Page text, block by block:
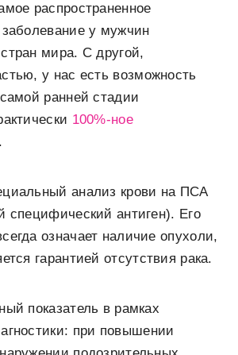
распространенное
заболевание у мужчин
мира. С другой,
у нас есть возможность
ранней стадии
100%-ное
анализ крови на ПСА
специфический антиген). Его
означает наличие опухоли,
гарантией отсутствия рака.
показатель в рамках
при повышении